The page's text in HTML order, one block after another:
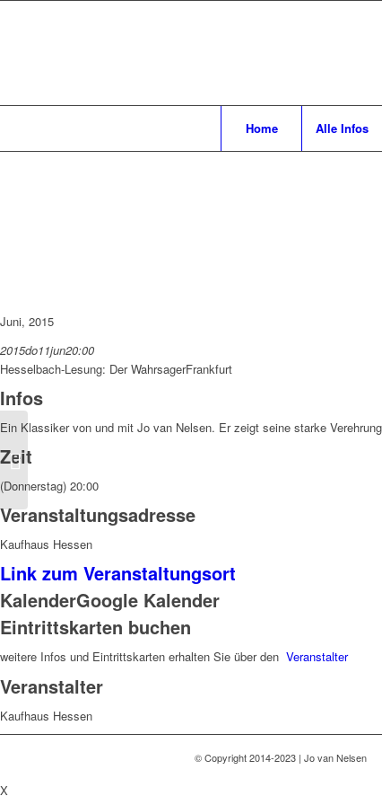
Home Alle Infos
Juni, 2015
2015do11jun20:00
Hesselbach-Lesung: Der WahrsagerFrankfurt
Infos
Ein Klassiker von und mit Jo van Nelsen. Er zeigt seine starke
Zeit
(Donnerstag) 20:00
Veranstaltungsadresse
Kaufhaus Hessen
Link zum Veranstaltungsort
KalenderGoogle Kalender
Eintrittskarten buchen
weitere Infos und Eintrittskarten erhalten Sie über den Veranstalter
Veranstalter
Kaufhaus Hessen
© Copyright 2014-2023 | Jo van Nelsen
X